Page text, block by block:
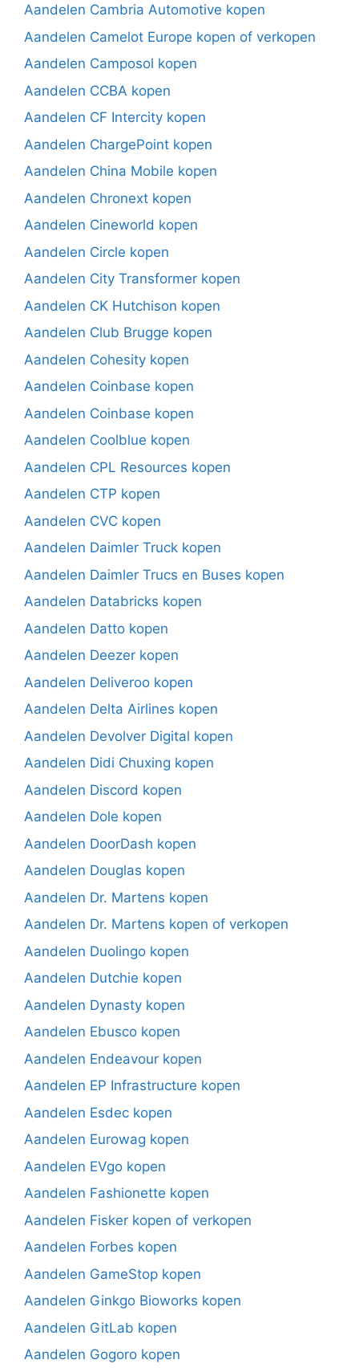
Aandelen Cambria Automotive kopen
Aandelen Camelot Europe kopen of verkopen
Aandelen Camposol kopen
Aandelen CCBA kopen
Aandelen CF Intercity kopen
Aandelen ChargePoint kopen
Aandelen China Mobile kopen
Aandelen Chronext kopen
Aandelen Cineworld kopen
Aandelen Circle kopen
Aandelen City Transformer kopen
Aandelen CK Hutchison kopen
Aandelen Club Brugge kopen
Aandelen Cohesity kopen
Aandelen Coinbase kopen
Aandelen Coinbase kopen
Aandelen Coolblue kopen
Aandelen CPL Resources kopen
Aandelen CTP kopen
Aandelen CVC kopen
Aandelen Daimler Truck kopen
Aandelen Daimler Trucs en Buses kopen
Aandelen Databricks kopen
Aandelen Datto kopen
Aandelen Deezer kopen
Aandelen Deliveroo kopen
Aandelen Delta Airlines kopen
Aandelen Devolver Digital kopen
Aandelen Didi Chuxing kopen
Aandelen Discord kopen
Aandelen Dole kopen
Aandelen DoorDash kopen
Aandelen Douglas kopen
Aandelen Dr. Martens kopen
Aandelen Dr. Martens kopen of verkopen
Aandelen Duolingo kopen
Aandelen Dutchie kopen
Aandelen Dynasty kopen
Aandelen Ebusco kopen
Aandelen Endeavour kopen
Aandelen EP Infrastructure kopen
Aandelen Esdec kopen
Aandelen Eurowag kopen
Aandelen EVgo kopen
Aandelen Fashionette kopen
Aandelen Fisker kopen of verkopen
Aandelen Forbes kopen
Aandelen GameStop kopen
Aandelen Ginkgo Bioworks kopen
Aandelen GitLab kopen
Aandelen Gogoro kopen